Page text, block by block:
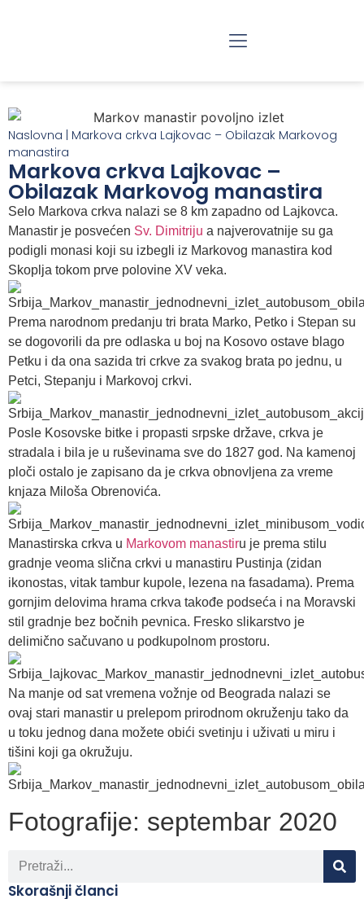
Naslovna | Markova crkva Lajkovac – Obilazak Markovog
manastira
Markova crkva Lajkovac –
Obilazak Markovog manastira
Selo Markova crkva nalazi se 8 km zapadno od Lajkovca.
Manastir je posvećen Sv. Dimitriju a najverovatnije su ga
podigli monasi koji su izbegli iz Markovog manastira kod
Skoplja tokom prve polovine XV veka.
Prema narodnom predanju tri brata Marko, Petko i Stepan su
se dogovorili da pre odlaska u boj na Kosovo ostave blago
Petku i da ona sazida tri crkve za svakog brata po jednu, u
Petci, Stepanju i Markovoj crkvi.
Posle Kosovske bitke i propasti srpske države, crkva je
stradala i bila je u ruševinama sve do 1827 god. Na kamenoj
ploči ostalo je zapisano da je crkva obnovljena za vreme
knjaza Miloša Obrenovića.
Manastirska crkva u Markovom manastiru je prema stilu
gradnje veoma slična crkvi u manastiru Pustinja (zidan
ikonostas, vitak tambur kupole, lezena na fasadama). Prema
gornjim delovima hrama crkva takođe podseća i na Moravski
stil gradnje bez bočnih pevnica. Fresko slikarstvo je
delimično sačuvano u podkupolnom prostoru.
Na manje od sat vremena vožnje od Beograda nalazi se
ovaj stari manastir u prelepom prirodnom okruženju tako da
u toku jednog dana možete obići svetinju i uživati u miru i
tišini koji ga okružuju.
Fotografije: septembar 2020
Skorašnji članci